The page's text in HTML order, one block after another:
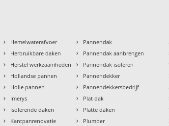
› Hemelwaterafvoer
› Herbruikbare daken
› Herstel werkzaamheden
› Hollandse pannen
› Holle pannen
› Imerys
› Isolerende daken
› Kantpanrenovatie
› Pannendak
› Pannendak aanbrengen
› Pannendak isoleren
› Pannendekker
› Pannendekkersbedrijf
› Plat dak
› Platte daken
› Plumber